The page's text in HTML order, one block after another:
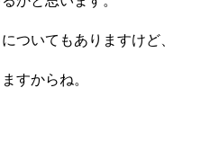
ついてもありますけど、
すからね。